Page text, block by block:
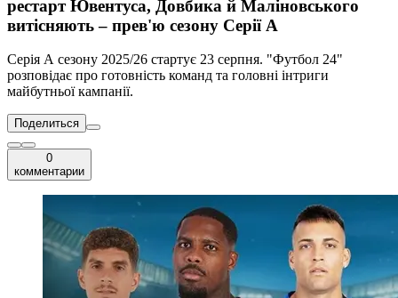
рестарт Ювентуса, Довбика й Маліновського
витісняють – прев'ю сезону Серії А
Серія А сезону 2025/26 стартує 23 серпня. "Футбол 24"
розповідає про готовність команд та головні інтриги
майбутньої кампанії.
Поделиться
0
комментарии